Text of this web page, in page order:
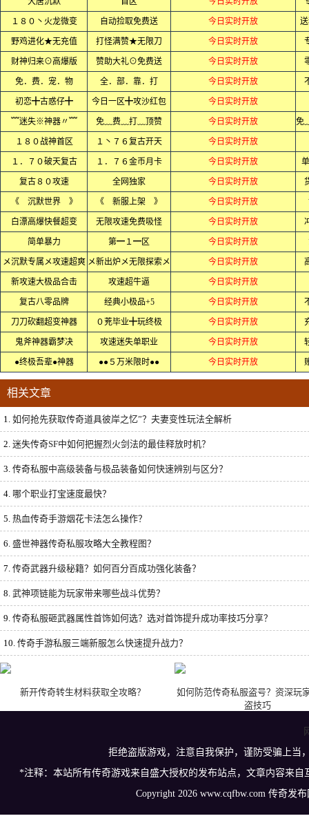
１８０丶火龙微变 自动捡取免费送 今日实时开放
野鸡进化★无充值 打怪满赞★无限刀 今日实时开放
财神归来⊙高爆版 赞助大礼⊙免费送 今日实时开放
免．费．宠．物 全．部．靠．打 今日实时开放
初恋╋古惑仔╋ 今日一区╋攻沙红包 今日实时开放
﹌迷失※神器〃﹌ 免﹏费﹏打﹏顶赞 今日实时开放
１８０战神首区 １丶７６复古开天 今日实时开放
１．７０破天复古 １．７６金币月卡 今日实时开放
复古８０攻速 全网独家 今日实时开放
《 沉默世界 》 《 新服上架 》 今日实时开放
白漂高爆快餐超变 无限攻速免费吸怪 今日实时开放
简单暴力 第━１━区 今日实时开放
メ沉默专属メ攻速超爽 メ新出炉メ无限探索メ 今日实时开放
新攻速大极品合击 攻速超牛逼 今日实时开放
复古八零品牌 经典小极品+5 今日实时开放
刀刀砍翻超变神器 ０茺毕业╋玩终极 今日实时开放
鬼斧神器霸梦决 攻速迷失单职业 今日实时开放
●终极吾辈●神器 ●●５万米限时●● 今日实时开放
相关文章
1. 如何抢先获取传奇道具彼岸之忆”？夫妻变性玩法全解析
2. 迷失传奇SF中如何把握烈火剑法的最佳释放时机？
3. 传奇私服中高级装备与极品装备如何快速辨别与区分？
4. 哪个职业打宝速度最快？
5. 热血传奇手游烟花卡法怎么操作？
6. 盛世神器传奇私服攻略大全教程图？
7. 传奇武器升级秘籍？如何百分百成功强化装备？
8. 武神项链能为玩家带来哪些战斗优势？
9. 传奇私服砸武器属性首饰如何选？选对首饰提升成功率技巧分享？
10. 传奇手游私服三端新服怎么快速提升战力？
新开传奇转生材料获取全攻略？
如何防范传奇私服盗号？资深玩
盗技巧
拒绝盗版游戏，注意自我保护，谨防受骗上当
*注释：本站所有传奇游戏来自盛大授权的发布站点，文章内容来
Copyright 2026 www.cqfbw.com 传奇发